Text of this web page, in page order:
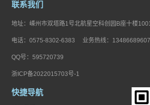
联系我们
地址：嵊州市双塔路1号北航星空科创园B座十楼
电话：0575-8302-6383 业务热线：13486689607
QQ号：595720739
浙ICP备2022015703号-1
快捷导航